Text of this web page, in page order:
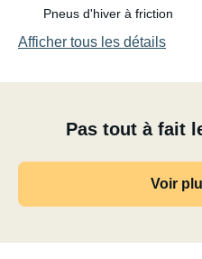
- Système de déplacement
- Mobilier de camping
légère. Confortable ! -
Pneus d'hiver à friction
Afficher tous les détails
Pas tout à fait
Voir